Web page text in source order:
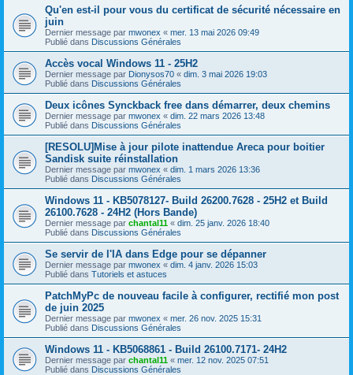
Qu'en est-il pour vous du certificat de sécurité nécessaire en
juin
Dernier message par mwonex « mer. 13 mai 2026 09:49
Publié dans Discussions Générales
Accès vocal Windows 11 - 25H2
Dernier message par Dionysos70 « dim. 3 mai 2026 19:03
Publié dans Discussions Générales
Deux icônes Synckback free dans démarrer, deux chemins
Dernier message par mwonex « dim. 22 mars 2026 13:48
Publié dans Discussions Générales
[RESOLU]Mise à jour pilote inattendue Areca pour boitier
Sandisk suite réinstallation
Dernier message par mwonex « dim. 1 mars 2026 13:36
Publié dans Discussions Générales
Windows 11 - KB5078127- Build 26200.7628 - 25H2 et Build
26100.7628 - 24H2 (Hors Bande)
Dernier message par chantal11 « dim. 25 janv. 2026 18:40
Publié dans Discussions Générales
Se servir de l'IA dans Edge pour se dépanner
Dernier message par mwonex « dim. 4 janv. 2026 15:03
Publié dans Tutoriels et astuces
PatchMyPc de nouveau facile à configurer, rectifié mon post
de juin 2025
Dernier message par mwonex « mer. 26 nov. 2025 15:31
Publié dans Discussions Générales
Windows 11 - KB5068861 - Build 26100.7171- 24H2
Dernier message par chantal11 « mer. 12 nov. 2025 07:51
Publié dans Discussions Générales